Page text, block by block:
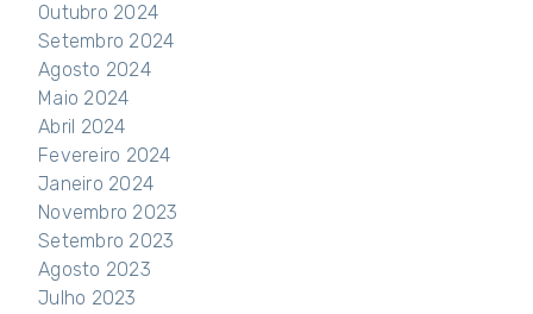
Outubro 2024
Setembro 2024
Agosto 2024
Maio 2024
Abril 2024
Fevereiro 2024
Janeiro 2024
Novembro 2023
Setembro 2023
Agosto 2023
Julho 2023